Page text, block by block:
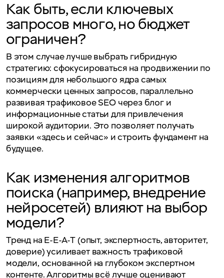
Как быть, если ключевых
запросов много, но бюджет
ограничен?
В этом случае лучше выбрать гибридную
стратегию: сфокусироваться на продвижении по
позициям для небольшого ядра самых
коммерчески ценных запросов, параллельно
развивая трафиковое SEO через блог и
информационные статьи для привлечения
широкой аудитории. Это позволяет получать
заявки «здесь и сейчас» и строить фундамент на
будущее.
Как изменения алгоритмов
поиска (например, внедрение
нейросетей) влияют на выбор
модели?
Тренд на E-E-A-T (опыт, экспертность, авторитет,
доверие) усиливает важность трафиковой
модели, основанной на глубоком экспертном
контенте. Алгоритмы всё лучше оценивают